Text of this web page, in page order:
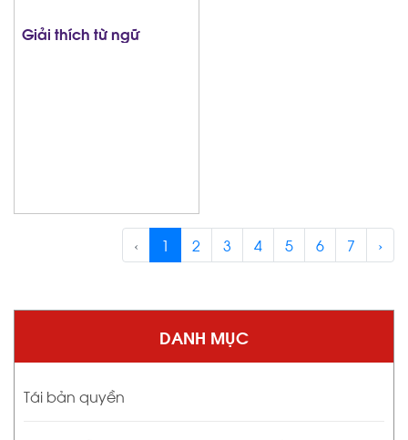
DANH MỤC
Tái bản quyền
Giải thích từ ngữ
‹ 1 2 3 4 5 6 7 ›